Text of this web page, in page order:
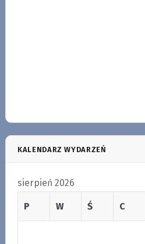
KALENDARZ WYDARZEŃ
sierpień 2026
P W Ś C